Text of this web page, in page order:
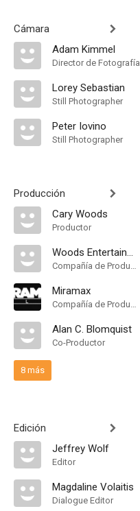
Cámara
Adam Kimmel
Director de Fotografía
Lorey Sebastian
Still Photographer
Peter Iovino
Still Photographer
Producción
Cary Woods
Productor
Woods Entertainment
Compañía de Produccion
Miramax
Compañía de Produccion
Alan C. Blomquist
Co-Productor
8 más
Edición
Jeffrey Wolf
Editor
Magdaline Volaitis
Dialogue Editor